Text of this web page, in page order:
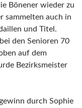
Bönener wieder zu
sammelten auch in
und Titel.
den Senioren 70
auf dem
Bezirksmeister
durch Sophie